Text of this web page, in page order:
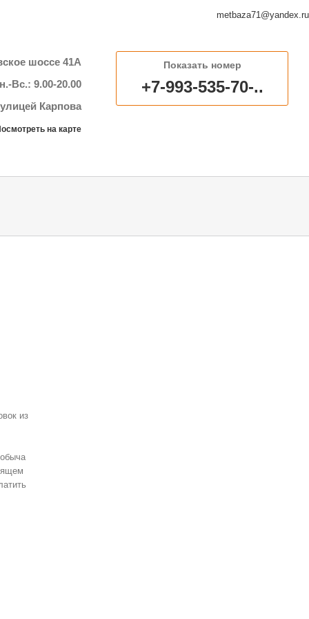
metbaza71@yandex.ru
Показать номер
+7-993-535-70-..
шоссе 41А
Вс.: 9.00-20.00
Карпова
на карте
из